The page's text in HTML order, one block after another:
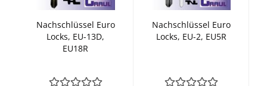
Nachschlüssel Euro
Locks, EU-13D,
EU18R
Nachschlüssel Euro
Locks, EU-2, EU5R